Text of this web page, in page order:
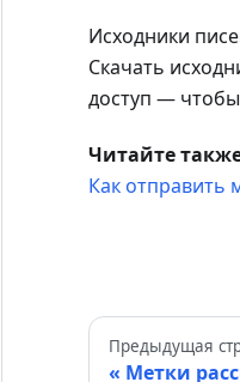
Исходники
Скачать
доступ —
Читайте
Как отправить
Предыдущая
Метки